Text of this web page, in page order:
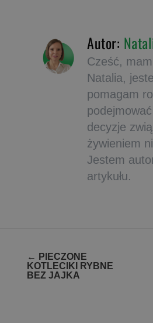
Autor:
Cześć,
Natalia,
pomagam
decyzje
żywieniem
Jestem
artykułu.
Zobacz
wpisy
← PIECZONE
KOTLECIKI RYBNE
BEZ JAJKA